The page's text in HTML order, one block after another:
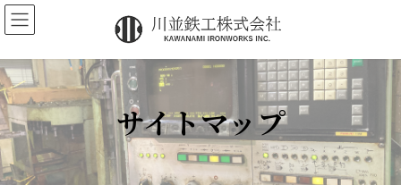
コ
ン
ン
ツ
へ
ス
キ
ッ
ナ
ビ
ー
シ
ョ
ン
に
移
サイトマップ